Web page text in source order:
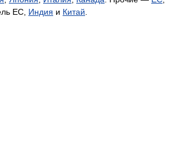
ЕС, Индия и Китай.